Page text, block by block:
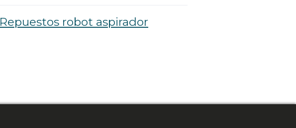
Repuestos robot aspirador